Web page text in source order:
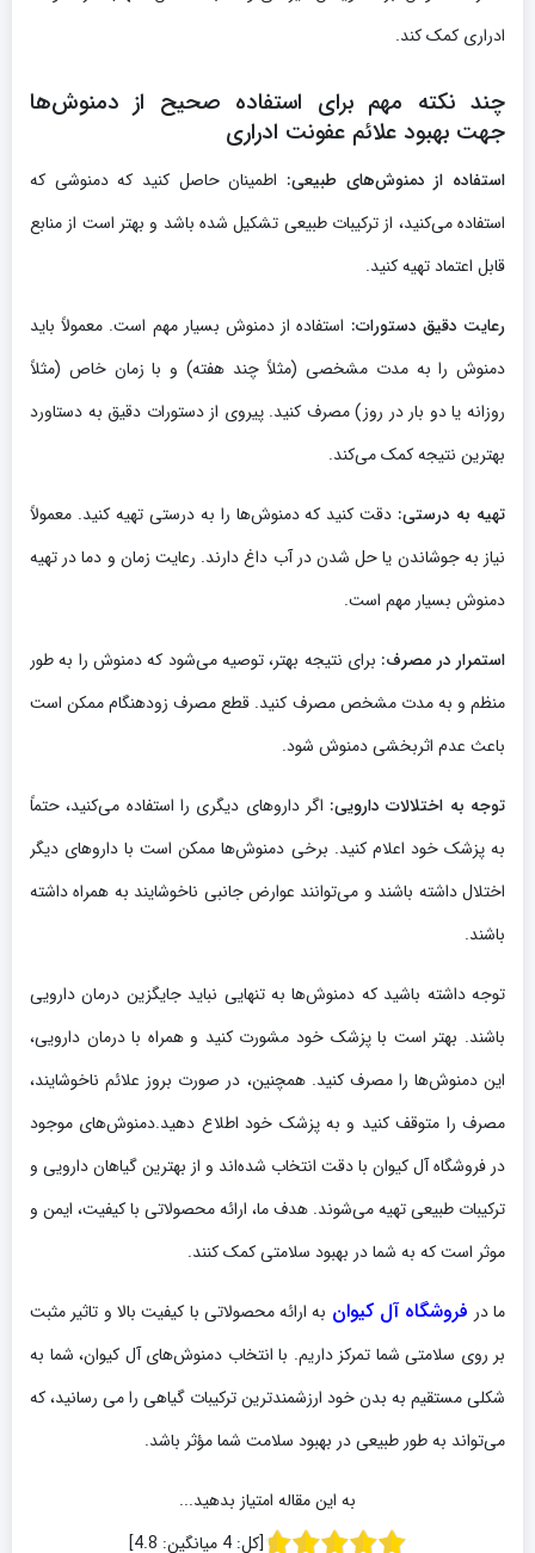
ادراری کمک کند.
چند نکته مهم برای استفاده صحیح از دمنوش‌ها
جهت بهبود علائم عفونت ادراری
استفاده از دمنوش‌های طبیعی: اطمینان حاصل کنید که دمنوشی که
استفاده می‌کنید، از ترکیبات طبیعی تشکیل شده باشد و بهتر است از منابع
قابل اعتماد تهیه کنید.
رعایت دقیق دستورات: استفاده از دمنوش بسیار مهم است. معمولاً باید
دمنوش را به مدت مشخصی (مثلاً چند هفته) و با زمان خاص (مثلاً
روزانه یا دو بار در روز) مصرف کنید. پیروی از دستورات دقیق به دستاورد
بهترین نتیجه کمک می‌کند.
تهیه به درستی: دقت کنید که دمنوش‌ها را به درستی تهیه کنید. معمولاً
نیاز به جوشاندن یا حل شدن در آب داغ دارند. رعایت زمان و دما در تهیه
دمنوش بسیار مهم است.
استمرار در مصرف: برای نتیجه بهتر، توصیه می‌شود که دمنوش را به طور
منظم و به مدت مشخص مصرف کنید. قطع مصرف زودهنگام ممکن است
باعث عدم اثربخشی دمنوش شود.
توجه به اختلالات دارویی: اگر داروهای دیگری را استفاده می‌کنید، حتماً
به پزشک خود اعلام کنید. برخی دمنوش‌ها ممکن است با داروهای دیگر
اختلال داشته باشند و می‌توانند عوارض جانبی ناخوشایند به همراه داشته
باشند.
توجه داشته باشید که دمنوش‌ها به تنهایی نباید جایگزین درمان دارویی
باشند. بهتر است با پزشک خود مشورت کنید و همراه با درمان دارویی،
این دمنوش‌ها را مصرف کنید. همچنین، در صورت بروز علائم ناخوشایند،
مصرف را متوقف کنید و به پزشک خود اطلاع دهید.دمنوش‌های موجود
در فروشگاه آل کیوان با دقت انتخاب شده‌اند و از بهترین گیاهان دارویی و
ترکیبات طبیعی تهیه می‌شوند. هدف ما، ارائه محصولاتی با کیفیت، ایمن و
موثر است که به شما در بهبود سلامتی کمک کنند.
ما در فروشگاه آل کیوان به ارائه محصولاتی با کیفیت بالا و تاثیر مثبت
بر روی سلامتی شما تمرکز داریم. با انتخاب دمنوش‌های آل کیوان، شما به
شکلی مستقیم به بدن خود ارزشمندترین ترکیبات گیاهی را می رسانید، که
می‌تواند به طور طبیعی در بهبود سلامت شما مؤثر باشد.
به این مقاله امتیاز بدهید...
[کل:4 میانگین: 4.8
]